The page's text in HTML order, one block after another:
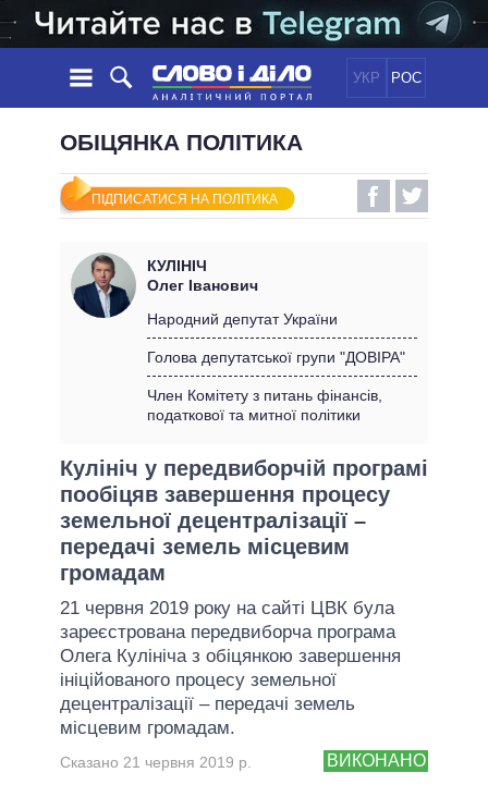
УКР РОС
НОВИНИ
СТРІЧКА
ПОДІЇ
СТАТТІ
ДУМКИ
ОГЛЯДИ
ДАЙДЖЕСТИ
ПОЛІТИКА
ЕКОНОМІКА
ОБIЦЯНКИ
УСІ ПОЛІТИКИ
ПРЕЗИДЕНТ І ОФІС
КАБІНЕТ МІНІСТРІВ
ГОЛОВИ ОБЛАДМІНІСТРАЦІЙ
ВСІ ПЕРСОНИ
ІНФОГРАФІКА
ВІДЕО
ПІДТРИМАТИ
ПОРІВНЯННЯ ПОЛІТИКІВ
ОБІЦЯНКА ПОЛІТИКА
ПІДПИСАТИСЯ НА ПОЛІТИКА
КУЛІНІЧ
Олег Іванович
Народний депутат України
Голова депутатської групи "ДОВІРА"
Член Комітету з питань фінансів,
податкової та митної політики
Кулініч у передвиборчій програмі
пообіцяв завершення процесу
земельної децентралізації –
передачі земель місцевим
громадам
21 червня 2019 року на сайті ЦВК була
зареєстрована передвиборча програма
Олега Кулініча з обіцянкою завершення
ініційованого процесу земельної
децентралізації – передачі земель
місцевим громадам.
ВИКОНАНО
Сказано 21 червня 2019 р.